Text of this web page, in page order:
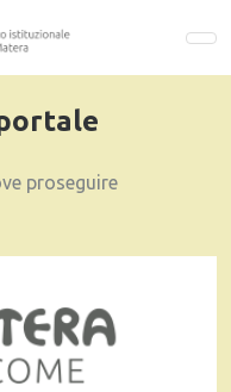
proseguire